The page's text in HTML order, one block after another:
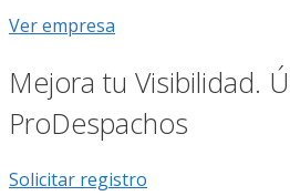
Ver empresa
Mejora tu Visibilidad.
ProDespachos
Solicitar registro